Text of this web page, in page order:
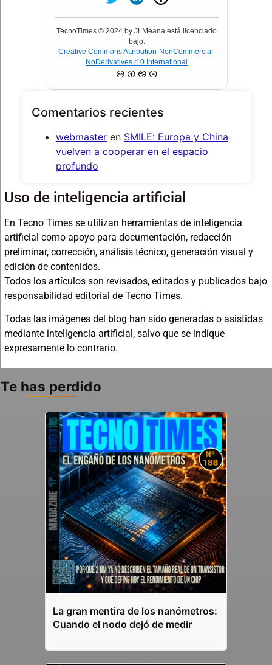
TecnoTimes © 2024 by JLMeana está licenciado
bajo:
Creative Commons Attribution-NonCommercial-
NoDerivatives 4.0 International
Comentarios recientes
webmasteren SMILE: Europa y China
vuelven a cooperar en el espacio
profundo
Uso de inteligencia artificial
En Tecno Times se utilizan herramientas de inteligencia
artificial como apoyo para documentación, redacción
preliminar, corrección, análisis técnico, generación visual y
edición de contenidos.
Todos los artículos son revisados, editados y publicados bajo
responsabilidad editorial de Tecno Times.
Todas las imágenes del blog han sido generadas o asistidas
mediante inteligencia artificial, salvo que se indique
expresamente lo contrario.
Te has perdido
La gran mentira de los nanómetros:
Cuando el nodo dejó de medir